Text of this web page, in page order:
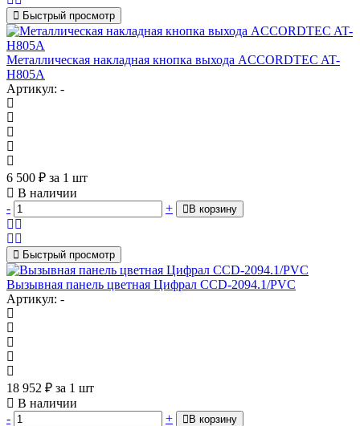
Быстрый просмотр
Металлическая накладная кнопка выхода ACCORDTEC AT-
H805A
Артикул: -
6 500 ₽ за 1 шт
В наличии
-
+ В корзину
Быстрый просмотр
Вызывная панель цветная Цифрал CCD-2094.1/PVC
Артикул: -
18 952 ₽ за 1 шт
В наличии
-
+ В корзину